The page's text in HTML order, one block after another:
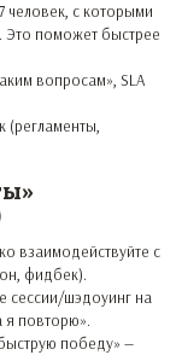
человек, с которыми
Это поможет быстрее
вопросам», SLA
(регламенты,
взаимодействуйте с
фидбек).
сессии/шэдоуинг на
я повторю».
победу» —